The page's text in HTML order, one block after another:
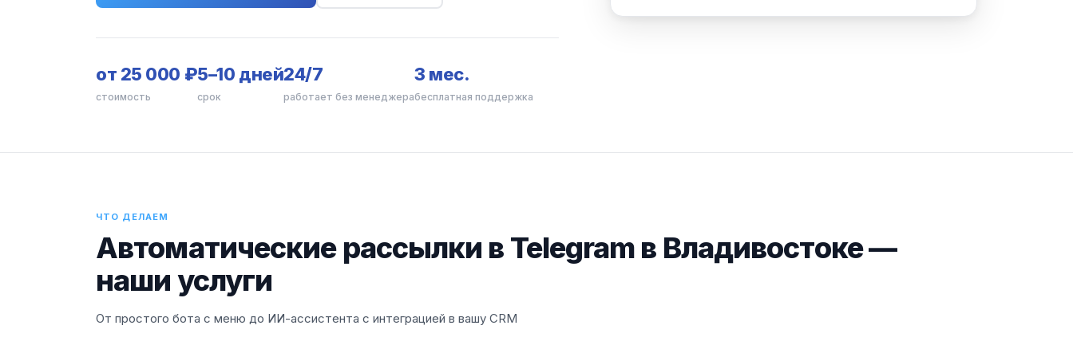
от 25 000 ₽
стоимость
5–10 дней
срок
24/7
работает без менеджера
3 мес.
бесплатная поддержка
ЧТО ДЕЛАЕМ
Автоматические рассылки в Telegram в Владивостоке —
наши услуги
От простого бота с меню до ИИ-ассистента с интеграцией в вашу CRM